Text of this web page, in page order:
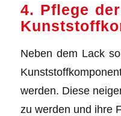
4. Pflege
Neben dem Lack
werden. Diese
zu werden und ihre